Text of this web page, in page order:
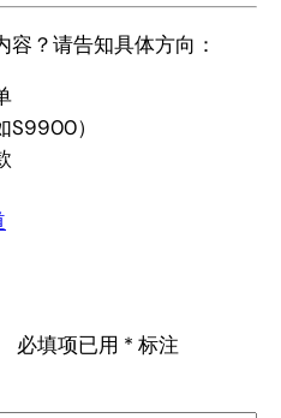
？请告知具体方向：
）
必填项已用 * 标注